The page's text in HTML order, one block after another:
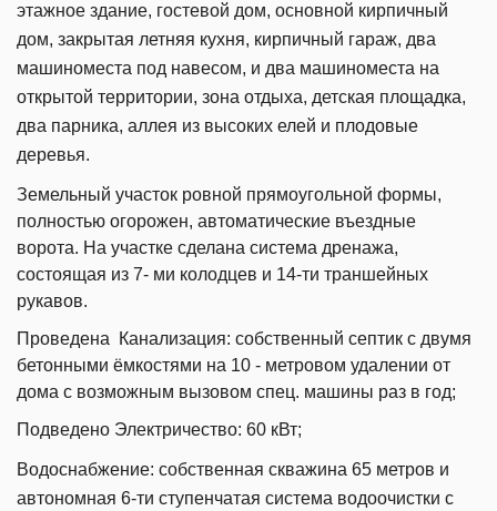
этажное здание, гостевой дом, основной кирпичный
дом, закрытая летняя кухня, кирпичный гараж, два
машиноместа под навесом, и два машиноместа на
открытой территории, зона отдыха, детская площадка,
два парника, аллея из высоких елей и плодовые
деревья.
Земельный участок ровной прямоугольной формы,
полностью огорожен, автоматические въездные
ворота. На участке сделана система дренажа,
состоящая из 7- ми колодцев и 14-ти траншейных
рукавов.
Проведена Канализация: собственный септик с двумя
бетонными ёмкостями на 10 - метровом удалении от
дома с возможным вызовом спец. машины раз в год;
Подведено Электричество: 60 кВт;
Водоснабжение: собственная скважина 65 метров и
автономная 6-ти ступенчатая система водоочистки с